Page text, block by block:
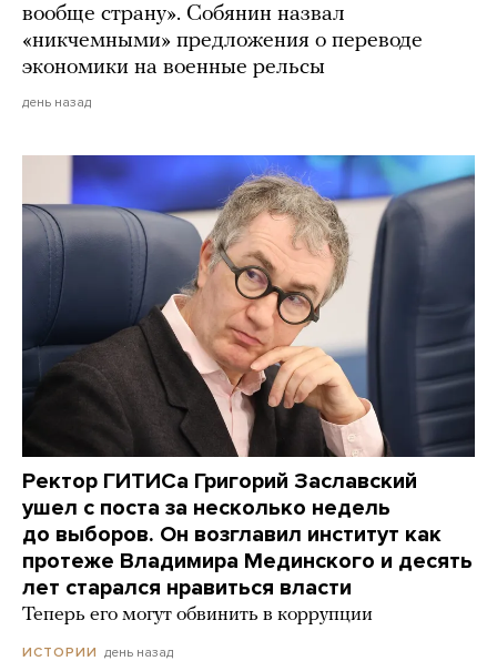
вообще страну». Собянин назвал
«никчемными» предложения о переводе
экономики на военные рельсы
день назад
Ректор ГИТИСа Григорий Заславский
ушел с поста за несколько недель
до выборов. Он возглавил институт как
протеже Владимира Мединского и десять
лет старался нравиться власти
Теперь его могут обвинить в коррупции
ИСТОРИИ день назад